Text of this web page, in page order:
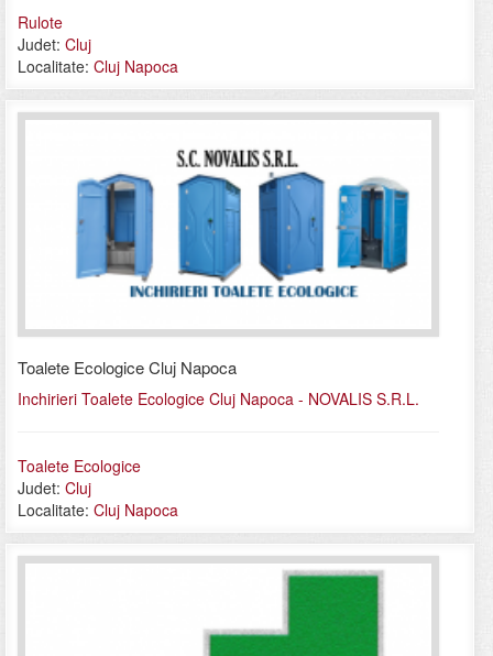
Rulote
Judet: Cluj
Localitate: Cluj Napoca
Toalete Ecologice Cluj Napoca
Inchirieri Toalete Ecologice Cluj Napoca - NOVALIS S.R.L.
Toalete Ecologice
Judet: Cluj
Localitate: Cluj Napoca